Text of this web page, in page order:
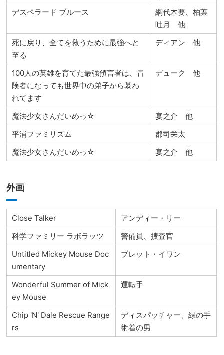
デスペラード ブルース
網代木要、柏葉
吐月 他
死に戻り、全てを救うために最強へと
至る
ディアン 他
100人の英雄を育てた最強預言者は、冒
険者になっても世界中の弟子から慕わ
れてます
デューク 他
魔法少女さんだいめっ☆
宴之介 他
平浦ファミリズム
郡司栄太
魔法少女さんだいめっ☆
宴之介 他
外画
Close Talker
アンディー・リー
科学ファミリー ラボラッツ
警備員、捜査官
Untitled Mickey Mouse Doc
umentary
ブレット・イワン
Wonderful Summer of Mick
ey Mouse
運転手
Chip 'N' Dale Rescue Range
rs
ディスパッチャー、緑の手
術着の男